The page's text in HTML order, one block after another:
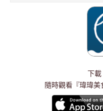
下載
隨時觀看『瑋瑋